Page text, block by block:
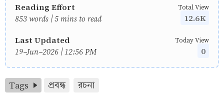
Reading Effort
853 words | 5 mins to read
Total View
12.6K
Last Updated
19-Jun-2026 | 12:56 PM
Today View
0
Tags প্রবন্ধ রচনা